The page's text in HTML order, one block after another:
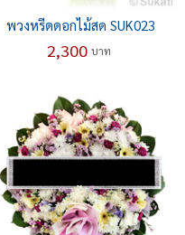
พวงหรีดดอกไม้สด SUK023
2,300 บาท